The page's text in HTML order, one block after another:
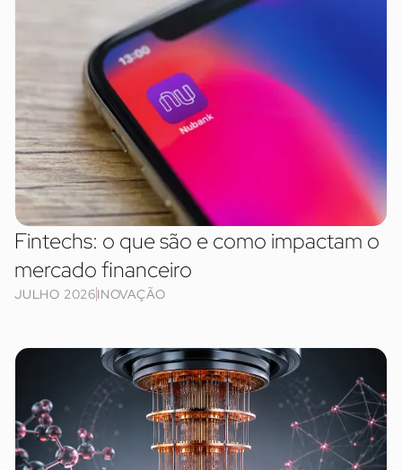
Fintechs: o que são e como impactam o
mercado financeiro
JULHO 2026INOVAÇÃO